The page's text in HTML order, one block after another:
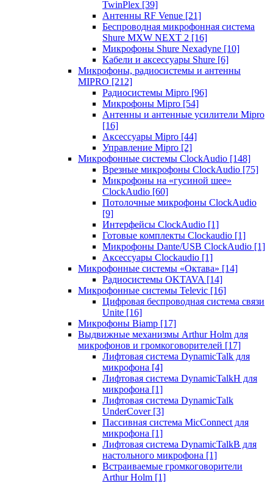
TwinPlex [39]
Антенны RF Venue [21]
Беспроводная микрофонная система
Shure MXW NEXT 2 [16]
Микрофоны Shure Nexadyne [10]
Кабели и аксессуары Shure [6]
Микрофоны, радиосистемы и антенны
MIPRO [212]
Радиосистемы Mipro [96]
Микрофоны Mipro [54]
Антенны и антенные усилители Mipro
[16]
Аксессуары Mipro [44]
Управление Mipro [2]
Микрофонные системы ClockAudio [148]
Врезные микрофоны ClockAudio [75]
Микрофоны на «гусиной шее»
ClockAudio [60]
Потолочные микрофоны ClockAudio
[9]
Интерфейсы ClockAudio [1]
Готовые комплекты Clockaudio [1]
Микрофоны Dante/USB ClockAudio [1]
Аксессуары Clockaudio [1]
Микрофонные системы «Октава» [14]
Радиосистемы OKTAVA [14]
Микрофонные системы Televic [16]
Цифровая беспроводная система связи
Unite [16]
Микрофоны Biamp [17]
Выдвижные механизмы Arthur Holm для
микрофонов и громкоговорителей [17]
Лифтовая система DynamicTalk для
микрофона [4]
Лифтовая система DynamicTalkH для
микрофона [1]
Лифтовая система DynamicTalk
UnderCover [3]
Пассивная система MicConnect для
микрофона [1]
Лифтовая система DynamicTalkB для
настольного микрофона [1]
Встраиваемые громкоговорители
Arthur Holm [1]